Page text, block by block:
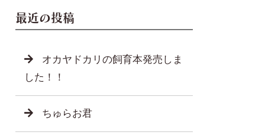
最近の投稿
オカヤドカリの飼育本発売しま
した！！
ちゅらお君